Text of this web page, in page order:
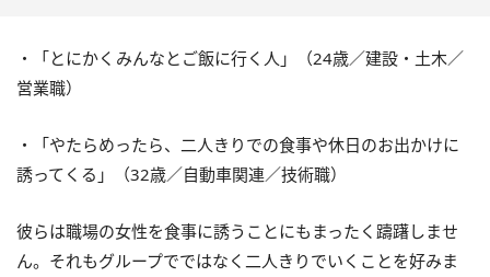
・「とにかくみんなとご飯に行く人」（24歳／建設・土木／
営業職）
・「やたらめったら、二人きりでの食事や休日のお出かけに
誘ってくる」（32歳／自動車関連／技術職）
彼らは職場の女性を食事に誘うことにもまったく躊躇しませ
ん。それもグループでではなく二人きりでいくことを好みま